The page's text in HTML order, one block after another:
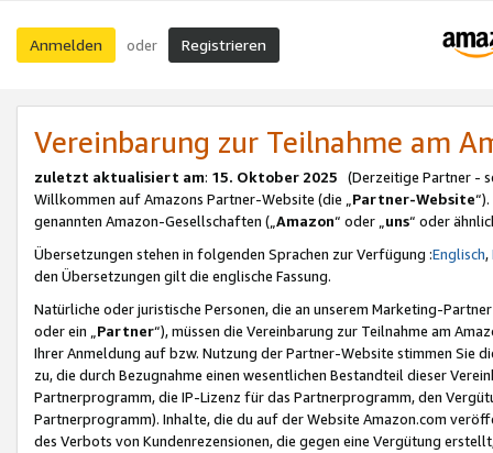
Anmelden oder Registrieren
Vereinbarung zur Teilnahme am
zuletzt aktualisiert am: 15. Oktober 2025 (Derzeitige Partner -
Willkommen auf Amazons Partner-Website (die „Partner-Website
genannten Amazon-Gesellschaften („Amazon“ oder „uns“ oder
Übersetzungen stehen in folgenden Sprachen zur Verfügung :Englisch,
den Übersetzungen gilt die englische Fassung.
Natürliche oder juristische Personen, die an unserem Marketing-
oder ein „Partner“), müssen die Vereinbarung zur Teilnahme am
Ihrer Anmeldung auf bzw. Nutzung der Partner-Website stimmen Sie
zu, die durch Bezugnahme einen wesentlichen Bestandteil dieser
Partnerprogramm, die IP-Lizenz für das Partnerprogramm, den
Partnerprogramm). Inhalte, die du auf der Website Amazon.com
des Verbots von Kundenrezensionen, die gegen eine Vergütung